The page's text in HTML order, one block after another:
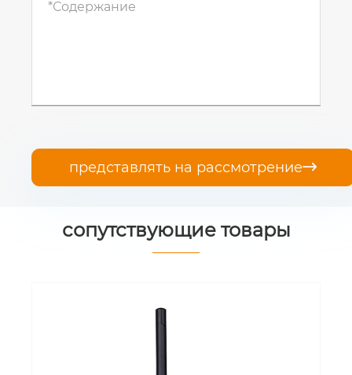
представлять на рассмотрение
сопутствующие товары